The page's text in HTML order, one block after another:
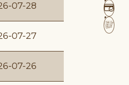
07-28
07-27
07-26